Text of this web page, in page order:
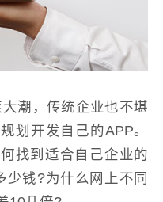
，传统企业也不堪
划开发自己的APP。
找到适合自己企业的
少钱?为什么网上不同